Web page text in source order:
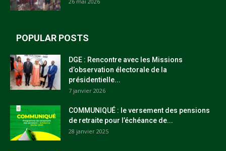
POPULAR POSTS
DGE : Rencontre avec les Missions
d’observation électorale de la
présidentielle...
7 janvier 2026
COMMUNIQUÉ : le versement des pensions
de retraite pour l’échéance de...
28 janvier 2025